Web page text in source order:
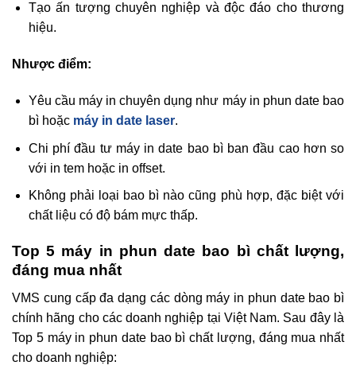
Tạo ấn tượng chuyên nghiệp và độc đáo cho thương
hiệu.
Nhược điểm:
Yêu cầu máy in chuyên dụng như máy in phun date bao
bì hoặc máy in date laser.
Chi phí đầu tư máy in date bao bì ban đầu cao hơn so
với in tem hoặc in offset.
Không phải loại bao bì nào cũng phù hợp, đặc biệt với
chất liệu có độ bám mực thấp.
Top 5 máy in phun date bao bì chất lượng,
đáng mua nhất
VMS cung cấp đa dạng các dòng máy in phun date bao bì
chính hãng cho các doanh nghiệp tại Việt Nam. Sau đây là
Top 5 máy in phun date bao bì chất lượng, đáng mua nhất
cho doanh nghiệp: